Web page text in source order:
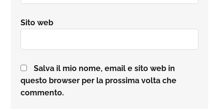
Sito web
Salva il mio nome, email e sito web in
questo browser per la prossima volta che
commento.